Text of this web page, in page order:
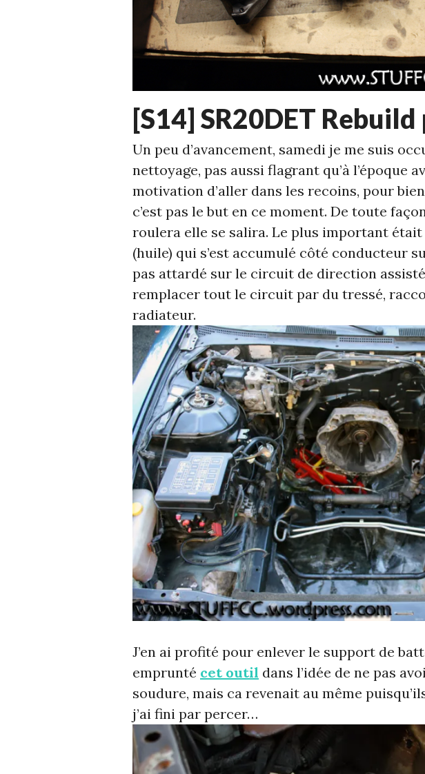
S14
[S14] SR20DET
Un peu d’avancement, samedi je me suis
nettoyage, pas aussi flagrant qu’à l’époque
motivation d’aller dans les recoins, pour
c’est pas le but en ce moment. De toute
roulera elle se salira. Le plus important était
(huile) qui s’est accumulé côté conducteur
pas attardé sur le circuit de direction
remplacer tout le circuit par du tressé,
radiateur.
J’en ai profité pour enlever le support de
emprunté cet outil dans l’idée de ne pas
soudure, mais ca revenait au même
j’ai fini par percer…